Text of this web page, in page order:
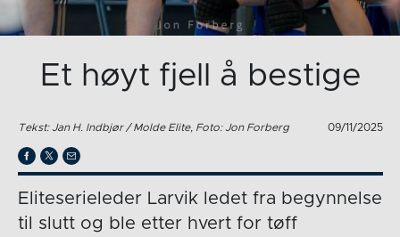
Et høyt fjell å bestige
Tekst: Jan H. Indbjør / Molde Elite, Foto: Jon Forberg 09/11/2025
Eliteserieleder Larvik ledet fra begynnelse
til slutt og ble etter hvert for tøff